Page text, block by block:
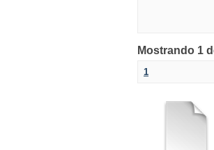
Mostrando 1
1